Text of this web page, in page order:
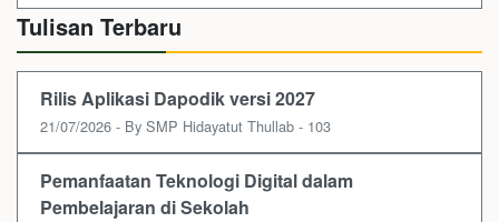
Tulisan Terbaru
Rilis Aplikasi Dapodik versi 2027
21/07/2026 - By SMP Hidayatut Thullab - 103
Pemanfaatan Teknologi Digital dalam
Pembelajaran di Sekolah